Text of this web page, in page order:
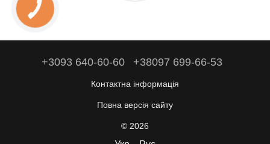
+3093 640-60-60 +38097 699-66-53
Контактна інформація
Повна версія сайту
© 2026